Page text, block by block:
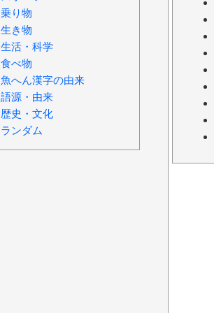
乗り物
生き物
生活・科学
食べ物
魚へん漢字の由来
語源・由来
歴史・文化
ランダム